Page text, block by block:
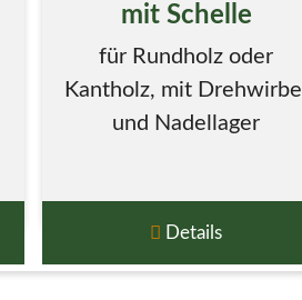
mit Schelle
für Rundholz oder
Kantholz, mit Drehwirbel
und Nadellager
Details